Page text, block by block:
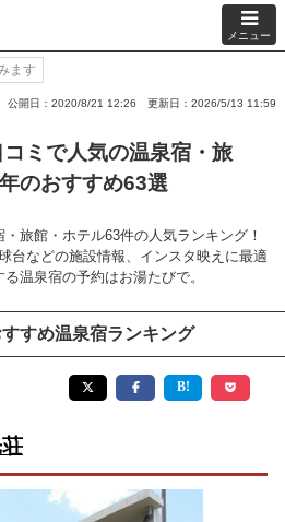
メニュー
ます
公開日：2020/8/21 12:26 更新日：2026/5/13 11:59
ミで人気の温泉宿・旅
のおすすめ63選
・旅館・ホテル63件の人気ランキング！
台などの施設情報、インスタ映えに最適
温泉宿の予約はお湯たびで。
すすめ温泉宿ランキング